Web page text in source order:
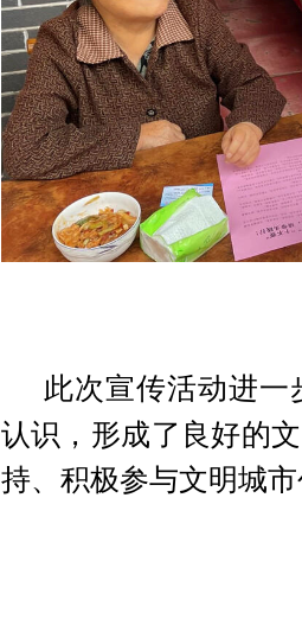
此次宣传活动进
认识，形成了良好的
持、积极参与文明城